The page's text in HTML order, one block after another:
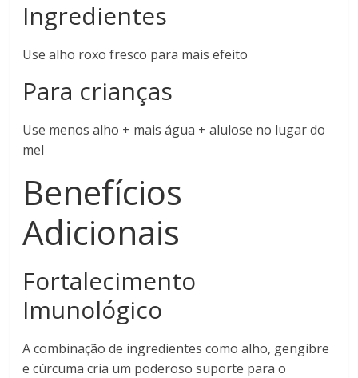
Ingredientes
Use alho roxo fresco para mais efeito
Para crianças
Use menos alho + mais água + alulose no lugar do
mel
Benefícios
Adicionais
Fortalecimento
Imunológico
A combinação de ingredientes como alho, gengibre
e cúrcuma cria um poderoso suporte para o